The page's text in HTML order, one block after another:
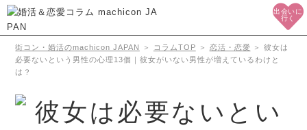
出会いに
行く
街コン・婚活のmachicon JAPAN ＞ コラムTOP ＞ 恋活・恋愛 ＞彼女は
必要ないという男性の心理13個｜彼女がいない男性が増えているわけと
は？